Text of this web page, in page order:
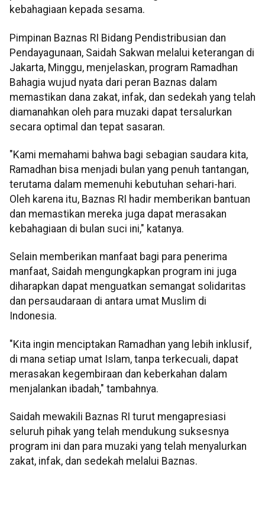
kebahagiaan kepada sesama.
Pimpinan Baznas RI Bidang Pendistribusian dan
Pendayagunaan, Saidah Sakwan melalui keterangan di
Jakarta, Minggu, menjelaskan, program Ramadhan
Bahagia wujud nyata dari peran Baznas dalam
memastikan dana zakat, infak, dan sedekah yang telah
diamanahkan oleh para muzaki dapat tersalurkan
secara optimal dan tepat sasaran.
"Kami memahami bahwa bagi sebagian saudara kita,
Ramadhan bisa menjadi bulan yang penuh tantangan,
terutama dalam memenuhi kebutuhan sehari-hari.
Oleh karena itu, Baznas RI hadir memberikan bantuan
dan memastikan mereka juga dapat merasakan
kebahagiaan di bulan suci ini," katanya.
Selain memberikan manfaat bagi para penerima
manfaat, Saidah mengungkapkan program ini juga
diharapkan dapat menguatkan semangat solidaritas
dan persaudaraan di antara umat Muslim di
Indonesia.
"Kita ingin menciptakan Ramadhan yang lebih inklusif,
di mana setiap umat Islam, tanpa terkecuali, dapat
merasakan kegembiraan dan keberkahan dalam
menjalankan ibadah," tambahnya.
Saidah mewakili Baznas RI turut mengapresiasi
seluruh pihak yang telah mendukung suksesnya
program ini dan para muzaki yang telah menyalurkan
zakat, infak, dan sedekah melalui Baznas.